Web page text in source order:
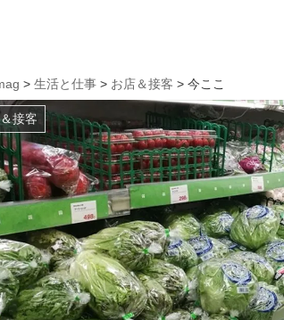
> 生活と仕事 > お店＆接客 > 今ここ
接客